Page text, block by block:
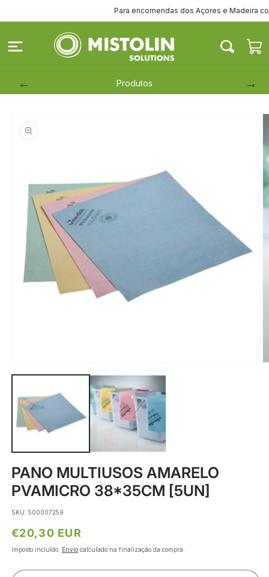
conteúdo
Para encomendas dos Açores e Madeira
Produtos
informação
conteúdo
em
modal
PANO MULTIUSOS AMARELO
PVAMICRO 38*35CM [5UN]
SKU: 500007259
Preço
normal
€20,30 EUR
Imposto incluído. Envio calculado na finalização da compra.